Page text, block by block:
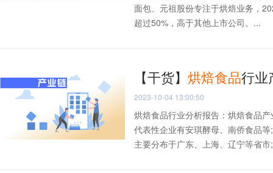
面包、元祖股份专注于烘焙业务，
超过50%，高于其他上市公司。...
【干货】 烘焙食品行业
2023-10-04 13:00:50
烘焙食品行业分析报告：烘焙食品
代表性企业有安琪酵母、南侨食品
主要分布于广东、上海、辽宁等省市